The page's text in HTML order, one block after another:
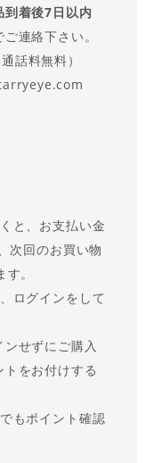
到着後7日以内
連絡下さい。
話料無料）
と、お支払い金
次回のお買い物
。
ログインをして
せずにご購入
をお付けする
もポイント確認